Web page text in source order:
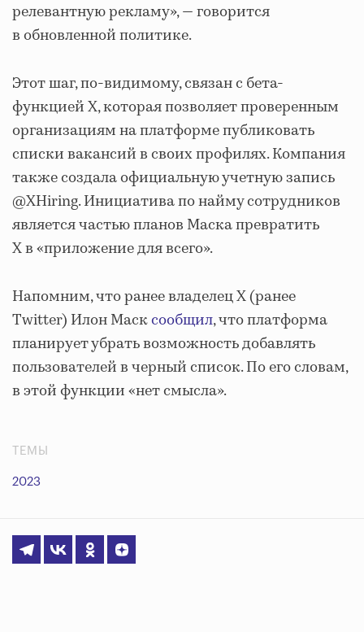
релевантную рекламу», — говорится
в обновленной политике.
Этот шаг, по-видимому, связан с бета-
функцией X, которая позволяет проверенным
организациям на платформе публиковать
списки вакансий в своих профилях. Компания
также создала официальную учетную запись
@XHiring. Инициатива по найму сотрудников
является частью планов Маска превратить
X в «приложение для всего».
Напомним, что ранее владелец X (ранее
Twitter) Илон Масксообщил, что платформа
планирует убрать возможность добавлять
пользователей в черный список. По его словам,
в этой функции «нет смысла».
ТЕМЫ
2023